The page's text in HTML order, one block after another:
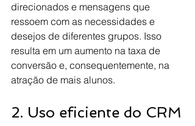
direcionados e mensagens que
ressoem com as necessidades e
desejos de diferentes grupos. Isso
resulta em um aumento na taxa de
conversão e, consequentemente, na
atração de mais alunos.
2. Uso eficiente do CRM